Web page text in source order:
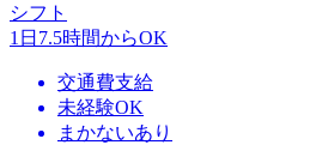
シフト
1日7.5時間からOK
交通費支給
未経験OK
まかないあり